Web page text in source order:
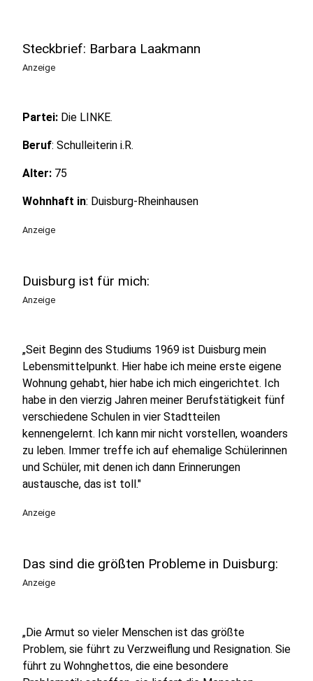
Steckbrief: Barbara Laakmann
Anzeige
Partei: Die LINKE.
Beruf: Schulleiterin i.R.
Alter: 75
Wohnhaft in: Duisburg-Rheinhausen
Anzeige
Duisburg ist für mich:
Anzeige
„Seit Beginn des Studiums 1969 ist Duisburg mein
Lebensmittelpunkt. Hier habe ich meine erste eigene
Wohnung gehabt, hier habe ich mich eingerichtet. Ich
habe in den vierzig Jahren meiner Berufstätigkeit fünf
verschiedene Schulen in vier Stadtteilen
kennengelernt. Ich kann mir nicht vorstellen, woanders
zu leben. Immer treffe ich auf ehemalige Schülerinnen
und Schüler, mit denen ich dann Erinnerungen
austausche, das ist toll."
Anzeige
Das sind die größten Probleme in Duisburg:
Anzeige
„Die Armut so vieler Menschen ist das größte
Problem, sie führt zu Verzweiflung und Resignation. Sie
führt zu Wohnghettos, die eine besondere